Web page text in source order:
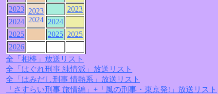
2023 2023
2024
2023
2024
2024
2025
2025 2025
2026
全「相棒」放送リスト
全「はぐれ刑事 純情派」放送リスト
全「はみだし刑事 情熱系」放送リスト
「さすらい刑事 旅情編」+「風の刑事・東京発!」放送リスト